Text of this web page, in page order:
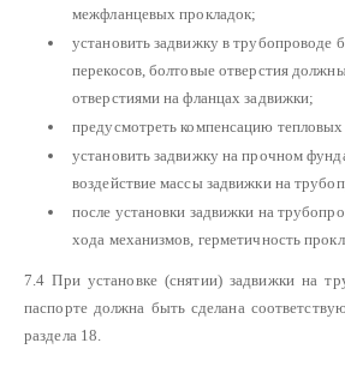
межфланцевых прокладок;
установить задвижку в трубопроводе
перекосов, болтовые отверстия
отверстиями на фланцах задвижки;
предусмотреть компенсацию
установить задвижку на прочном
воздействие массы задвижки на
после установки задвижки на
хода механизмов, герметичность
7.4 При установке (снятии) задвижки на
паспорте должна быть сделана
раздела 18.